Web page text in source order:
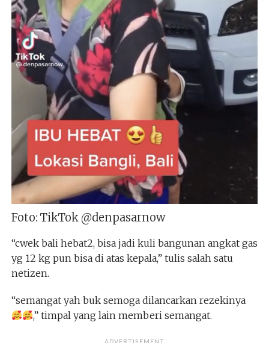
Foto: TikTok @denpasarnow
“cwek bali hebat2, bisa jadi kuli bangunan angkat gas
yg 12 kg pun bisa di atas kepala,” tulis salah satu
netizen.
“semangat yah buk semoga dilancarkan rezekinya
,” timpal yang lain memberi semangat.
ADVERTISEMENT